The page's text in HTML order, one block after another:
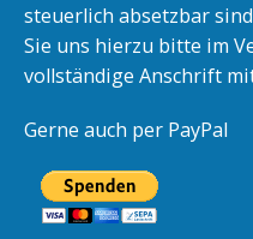
steuerlich absetzbar
Sie uns hierzu bitte im
vollständige Anschrift
Gerne auch per PayPal